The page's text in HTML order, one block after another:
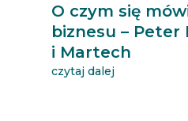
O czym się
biznesu – Peter
i Martech
czytaj dalej